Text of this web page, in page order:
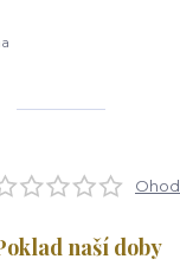
naší doby